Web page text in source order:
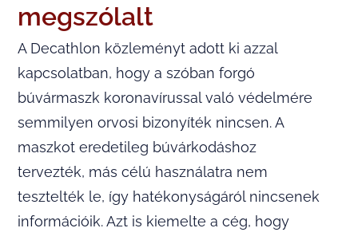
megszólalt
A Decathlon közleményt adott ki azzal
kapcsolatban, hogy a szóban forgó
búvármaszk koronavírussal való védelmére
semmilyen orvosi bizonyíték nincsen. A
maszkot eredetileg búvárkodáshoz
tervezték, más célú használatra nem
tesztelték le, így hatékonyságáról nincsenek
információik. Azt is kiemelte a cég, hogy